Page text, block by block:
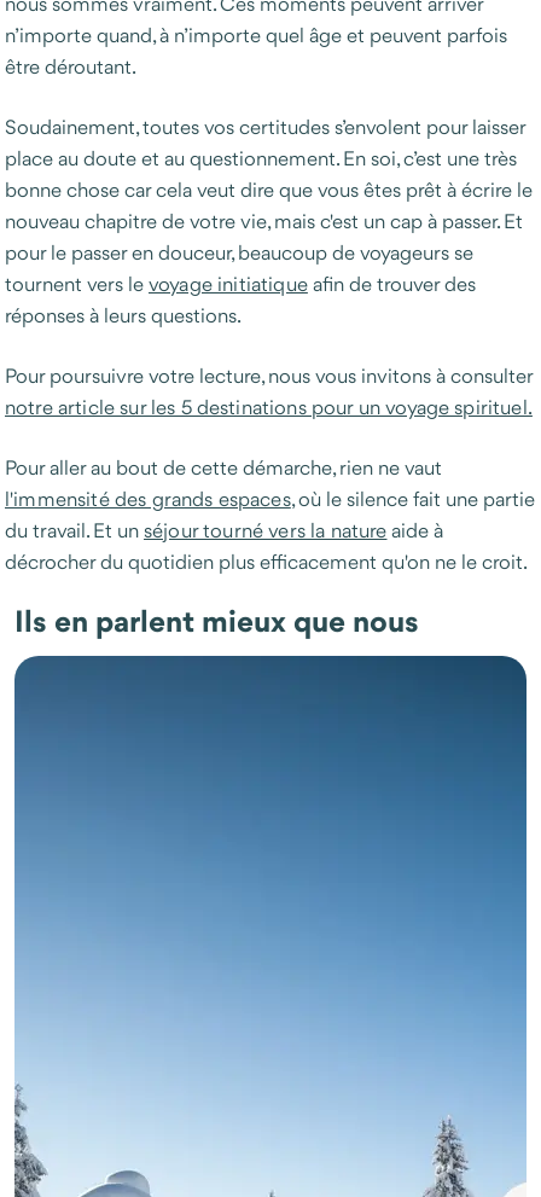
n’importe quand, à n’importe quel âge et peuvent parfois
être déroutant.
Soudainement, toutes vos certitudes s’envolent pour laisser
place au doute et au questionnement. En soi, c’est une très
bonne chose car cela veut dire que vous êtes prêt à écrire le
nouveau chapitre de votre vie, mais c'est un cap à passer. Et
pour le passer en douceur, beaucoup de voyageurs se
tournent vers levoyage initiatiqueafin de trouver des
réponses à leurs questions.
Pour poursuivre votre lecture, nous vous invitons à consulter
notre article sur les 5 destinations pour un voyage spirituel.
Pour aller au bout de cette démarche, rien ne vaut
l'immensité des grands espaces, où le silence fait une partie
du travail. Et un séjour tourné vers la natureaide à
décrocher du quotidien plus efficacement qu'on ne le croit.
Ils en parlent mieux que nous